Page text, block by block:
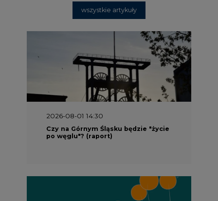
wszystkie artykuły
2026-08-01 14:30
Czy na Górnym Śląsku będzie "życie
po węglu"? (raport)